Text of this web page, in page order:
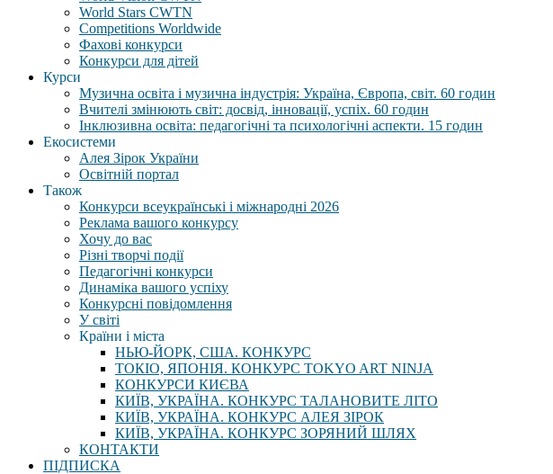
World Stars CWTN
Competitions Worldwide
Фахові конкурси
Конкурси для дітей
Курси
Музична освіта і музична індустрія: Україна, Європа, світ. 60 годин
Вчителі змінюють світ: досвід, інновації, успіх. 60 годин
Інклюзивна освіта: педагогічні та психологічні аспекти. 15 годин
Екосистеми
Алея Зірок України
Освітній портал
Також
Конкурси всеукраїнські і міжнародні 2026
Реклама вашого конкурсу
Хочу до вас
Різні творчі події
Педагогічні конкурси
Динаміка вашого успіху
Конкурсні повідомлення
У світі
Країни і міста
НЬЮ-ЙОРК, США. КОНКУРС
ТОКІО, ЯПОНІЯ. КОНКУРС TOKYO ART NINJA
КОНКУРСИ КИЄВА
КИЇВ, УКРАЇНА. КОНКУРС ТАЛАНОВИТЕ ЛІТО
КИЇВ, УКРАЇНА. КОНКУРС АЛЕЯ ЗІРОК
КИЇВ, УКРАЇНА. КОНКУРС ЗОРЯНИЙ ШЛЯХ
КОНТАКТИ
ПІДПИСКА